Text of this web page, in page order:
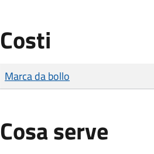
Costi
Tipo di pagamento
Importo
Marca da bollo
Cosa serve